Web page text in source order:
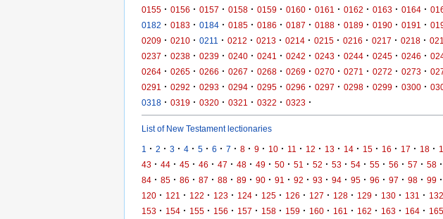
0155 · 0156 · 0157 · 0158 · 0159 · 0160 · 0161 · 0162 · 0163 · 0164 ·
0182 · 0183 · 0184 · 0185 · 0186 · 0187 · 0188 · 0189 · 0190 · 0191 ·
0209 · 0210 · 0211 · 0212 · 0213 · 0214 · 0215 · 0216 · 0217 · 0218 ·
0237 · 0238 · 0239 · 0240 · 0241 · 0242 · 0243 · 0244 · 0245 · 0246 ·
0264 · 0265 · 0266 · 0267 · 0268 · 0269 · 0270 · 0271 · 0272 · 0273 ·
0291 · 0292 · 0293 · 0294 · 0295 · 0296 · 0297 · 0298 · 0299 · 0300 ·
0318 · 0319 · 0320 · 0321 · 0322 · 0323 ·
List of New Testament lectionaries
1 · 2 · 3 · 4 · 5 · 6 · 7 · 8 · 9 · 10 · 11 · 12 · 13 · 14 · 15 · 16 · 17 · 18 ·
43 · 44 · 45 · 46 · 47 · 48 · 49 · 50 · 51 · 52 · 53 · 54 · 55 · 56 · 57 · 58 ·
84 · 85 · 86 · 87 · 88 · 89 · 90 · 91 · 92 · 93 · 94 · 95 · 96 · 97 · 98 · 99 ·
120 · 121 · 122 · 123 · 124 · 125 · 126 · 127 · 128 · 129 · 130 · 131 · 132
153 · 154 · 155 · 156 · 157 · 158 · 159 · 160 · 161 · 162 · 163 · 164 · 165